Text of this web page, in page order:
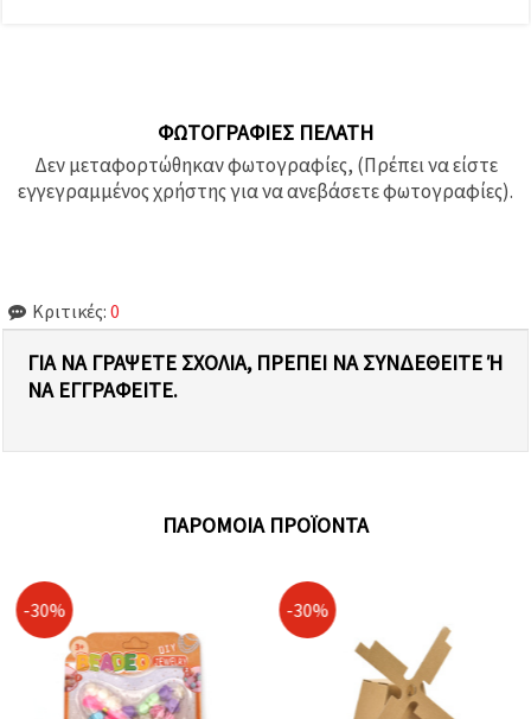
ΦΩΤΟΓΡΑΦΊΕΣ ΠΕΛΆΤΗ
Δεν μεταφορτώθηκαν φωτογραφίες, (Πρέπει να είστε
εγγεγραμμένος χρήστης για να ανεβάσετε φωτογραφίες).
Κριτικές: 0
ΓΙΑ ΝΑ ΓΡΆΨΕΤΕ ΣΧΌΛΙΑ, ΠΡΈΠΕΙ ΝΑ ΣΥΝΔΕΘΕΊΤΕ Ή Ν
Α ΕΓΓΡΑΦΕΊΤΕ.
ΠΑΡΌΜΟΙΑ ΠΡΟΪΌΝΤΑ
-30% -30%